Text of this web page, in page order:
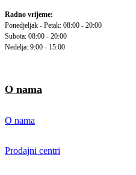
Radno vrijeme:
Ponedjeljak - Petak: 08:00 - 20:00
Subota: 08:00 - 20:00
Nedelja: 9:00 - 15:00
O nama
O nama
Prodajni centri